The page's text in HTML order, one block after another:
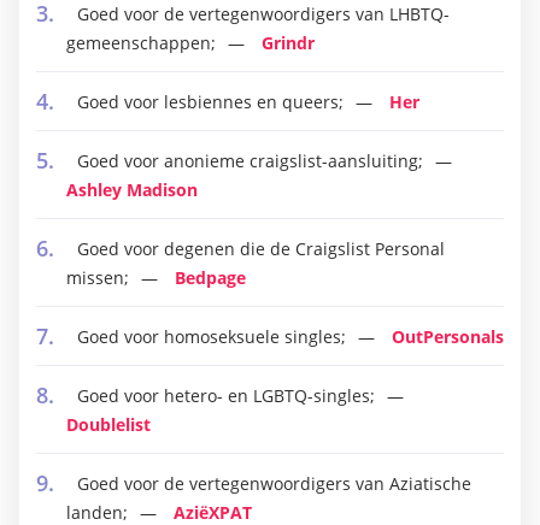
Goed voor de vertegenwoordigers van LHBTQ-
gemeenschappen;
Grindr
Goed voor lesbiennes en queers; Her
Goed voor anonieme craigslist-aansluiting;
Ashley Madison
Goed voor degenen die de Craigslist Personal
missen;
Bedpage
Goed voor homoseksuele singles; OutPersonals
Goed voor hetero- en LGBTQ-singles;
Doublelist
Goed voor de vertegenwoordigers van Aziatische
landen;
AziëXPAT